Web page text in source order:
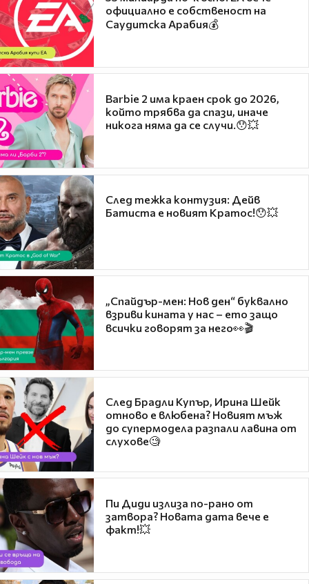
официално е собственост на
Саудитска Арабия💰
Barbie 2 има краен срок до 2026,
който трябва да спази, иначе
никога няма да се случи.😯💥
След тежка контузия: Дейв
Батиста е новият Кратос!😯💥
„Спайдър-мен: Нов ден“ буквално
взриви кината у нас – ето защо
всички говорят за него👀🎬
След Брадли Купър, Ирина Шейк
отново е влюбена? Новият мъж
до супермодела разпали лавина от
слухове🧐
Пи Диди излиза по-рано от
затвора? Новата дата вече е
факт!💥